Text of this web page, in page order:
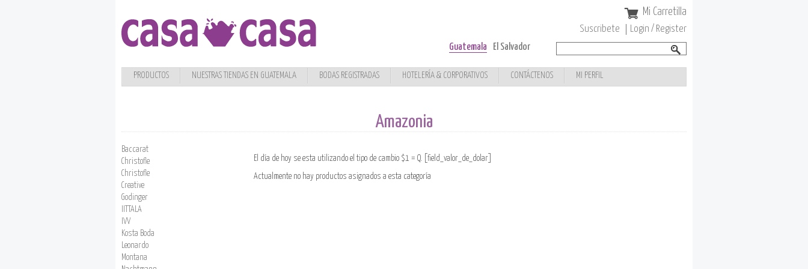
Mi Carretilla
Suscribete
Login / Register
Guatemala
El Salvador
búsqueda
PRODUCTOS NUESTRAS TIENDAS EN GUATEMALA BODAS REGISTRADAS HOTELERÍA & CORPORATIVOS CONTÁCTENOS MI PERFIL
Amazonia
Baccarat
Christofle
Christofle
Creative
Godinger
IITTALA
IVV
Kosta Boda
Leonardo
Montana
El día de hoy se esta utilizando el tipo de cambio $1 = Q. [field_valor_de_dolar]
Actualmente no hay productos asignados a esta categoría